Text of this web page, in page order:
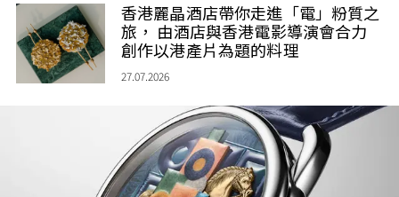
香港麗晶酒店帶你走進「電」粉質之
旅， 由酒店與香港電影導演會合力
創作以港產片為題的料理
27.07.2026